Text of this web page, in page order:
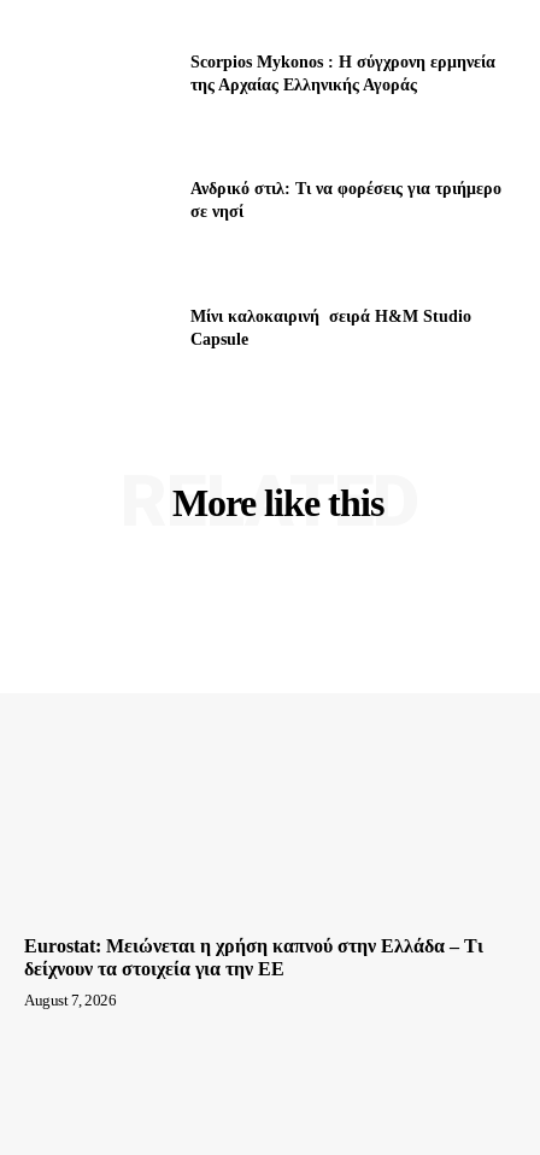
Scorpios Mykonos : Η σύγχρονη ερμηνεία
της Αρχαίας Ελληνικής Αγοράς
Ανδρικό στιλ: Τι να φορέσεις για τριήμερο
σε νησί
Μίνι καλοκαιρινή σειρά H&M Studio
Capsule
More like this
RELATED
Eurostat: Μειώνεται η χρήση καπνού στην Ελλάδα – Τι
δείχνουν τα στοιχεία για την ΕΕ
August 7, 2026